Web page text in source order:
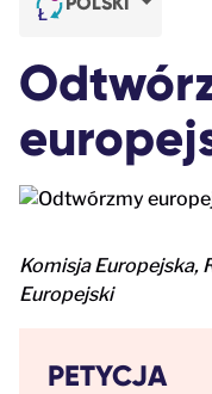
Komisja Europejska,
Europejski
PETYCJA